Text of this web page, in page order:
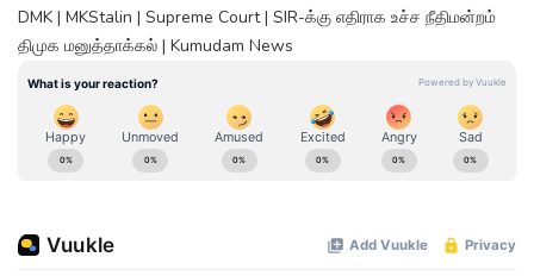
DMK | MKStalin | Supreme Court | SIR-க்கு எதிராக உச்ச நீதிமன்றம்
திமுக மனுத்தாக்கல் | Kumudam News